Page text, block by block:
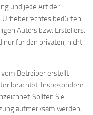
und jede Art der
Urheberrechtes bedürfen
Autors bzw. Erstellers.
nur für den privaten, nicht
vom Betreiber erstellt
beachtet. Insbesondere
Sollten Sie
aufmerksam werden,